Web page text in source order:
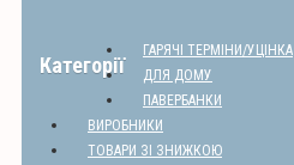
Категорії
ГАРЯЧІ ТЕРМІНИ/УЦІНКА
ДЛЯ ДОМУ
ПАВЕРБАНКИ
ВИРОБНИКИ
ТОВАРИ ЗІ ЗНИЖКОЮ